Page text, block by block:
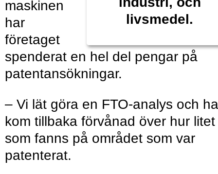
livsmedel.
maskinen
har
företaget
spenderat en hel del pengar på
patentansökningar.
– Vi lät göra en FTO-analys och
kom tillbaka förvånad över hur litet
som fanns på området som var
patenterat.